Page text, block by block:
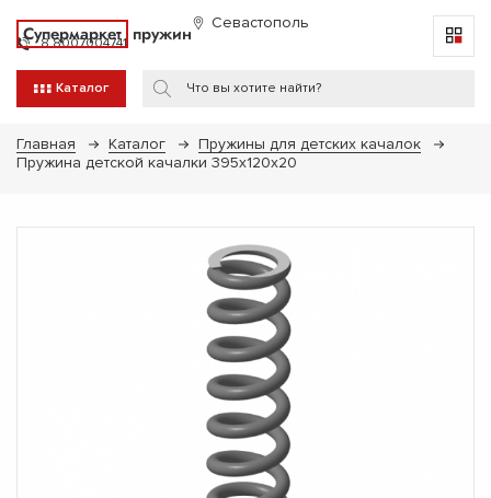
Супермаркет пружин Севастополь
8 8007004741
Каталог
Главная Каталог
Пружины для детских качалок
Пружина детской качалки 395х120х20